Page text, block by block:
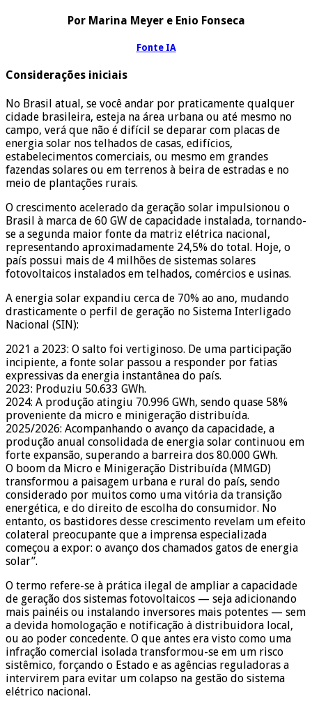
Por Marina Meyer e Enio Fonseca
Fonte IA
Considerações iniciais
No Brasil atual, se você andar por praticamente qualquer
cidade brasileira, esteja na área urbana ou até mesmo no
campo, verá que não é difícil se deparar com placas de
energia solar nos telhados de casas, edifícios,
estabelecimentos comerciais, ou mesmo em grandes
fazendas solares ou em terrenos à beira de estradas e no
meio de plantações rurais.
O crescimento acelerado da geração solar impulsionou o
Brasil à marca de 60 GW de capacidade instalada, tornando-
se a segunda maior fonte da matriz elétrica nacional,
representando aproximadamente 24,5% do total. Hoje, o
país possui mais de 4 milhões de sistemas solares
fotovoltaicos instalados em telhados, comércios e usinas.
A energia solar expandiu cerca de 70% ao ano, mudando
drasticamente o perfil de geração no Sistema Interligado
Nacional (SIN):
2021 a 2023: O salto foi vertiginoso. De uma participação
incipiente, a fonte solar passou a responder por fatias
expressivas da energia instantânea do país.
2023: Produziu 50.633 GWh.
2024: A produção atingiu 70.996 GWh, sendo quase 58%
proveniente da micro e minigeração distribuída.
2025/2026: Acompanhando o avanço da capacidade, a
produção anual consolidada de energia solar continuou em
forte expansão, superando a barreira dos 80.000 GWh.
O boom da Micro e Minigeração Distribuída (MMGD)
transformou a paisagem urbana e rural do país, sendo
considerado por muitos como uma vitória da transição
energética, e do direito de escolha do consumidor. No
entanto, os bastidores desse crescimento revelam um efeito
colateral preocupante que a imprensa especializada
começou a expor: o avanço dos chamados gatos de energia
solar”.
O termo refere-se à prática ilegal de ampliar a capacidade
de geração dos sistemas fotovoltaicos — seja adicionando
mais painéis ou instalando inversores mais potentes — sem
a devida homologação e notificação à distribuidora local,
ou ao poder concedente. O que antes era visto como uma
infração comercial isolada transformou-se em um risco
sistêmico, forçando o Estado e as agências reguladoras a
intervirem para evitar um colapso na gestão do sistema
elétrico nacional.